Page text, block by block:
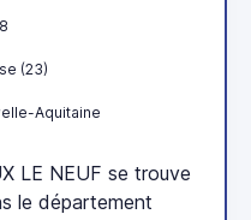
(23)
Aquitaine
LE NEUF se trouve
le département